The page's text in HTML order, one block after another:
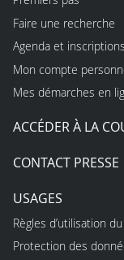
Faire une recherche
Agenda et inscriptions
Mon compte
Mes démarches en
ACCÉDER À LA
CONTACT PRESSE
USAGES
Règles d’utilisation
Protection des